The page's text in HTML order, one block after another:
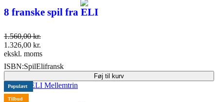
8 franske spil fra ELI
1.560,00kr.
1.326,00 kr.
ekskl. moms
ISBN:SpilElifransk
Føj til kurv
Populært
Tilbud